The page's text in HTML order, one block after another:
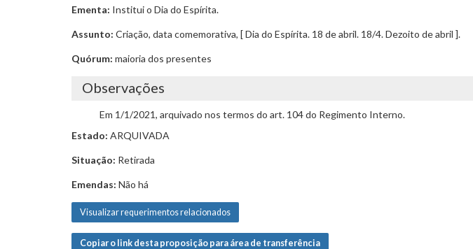
Ementa: Institui o Dia do Espírita.
Assunto: Criação, data comemorativa, [ Dia do Espírita. 18 de abril. 18/4. Dezoito de abril ].
Quórum: maioria dos presentes
Observações
Em 1/1/2021, arquivado nos termos do art. 104 do Regimento Interno.
Estado: ARQUIVADA
Situação: Retirada
Emendas: Não há
Visualizar requerimentos relacionados
Copiar o link desta proposição para área de transferência